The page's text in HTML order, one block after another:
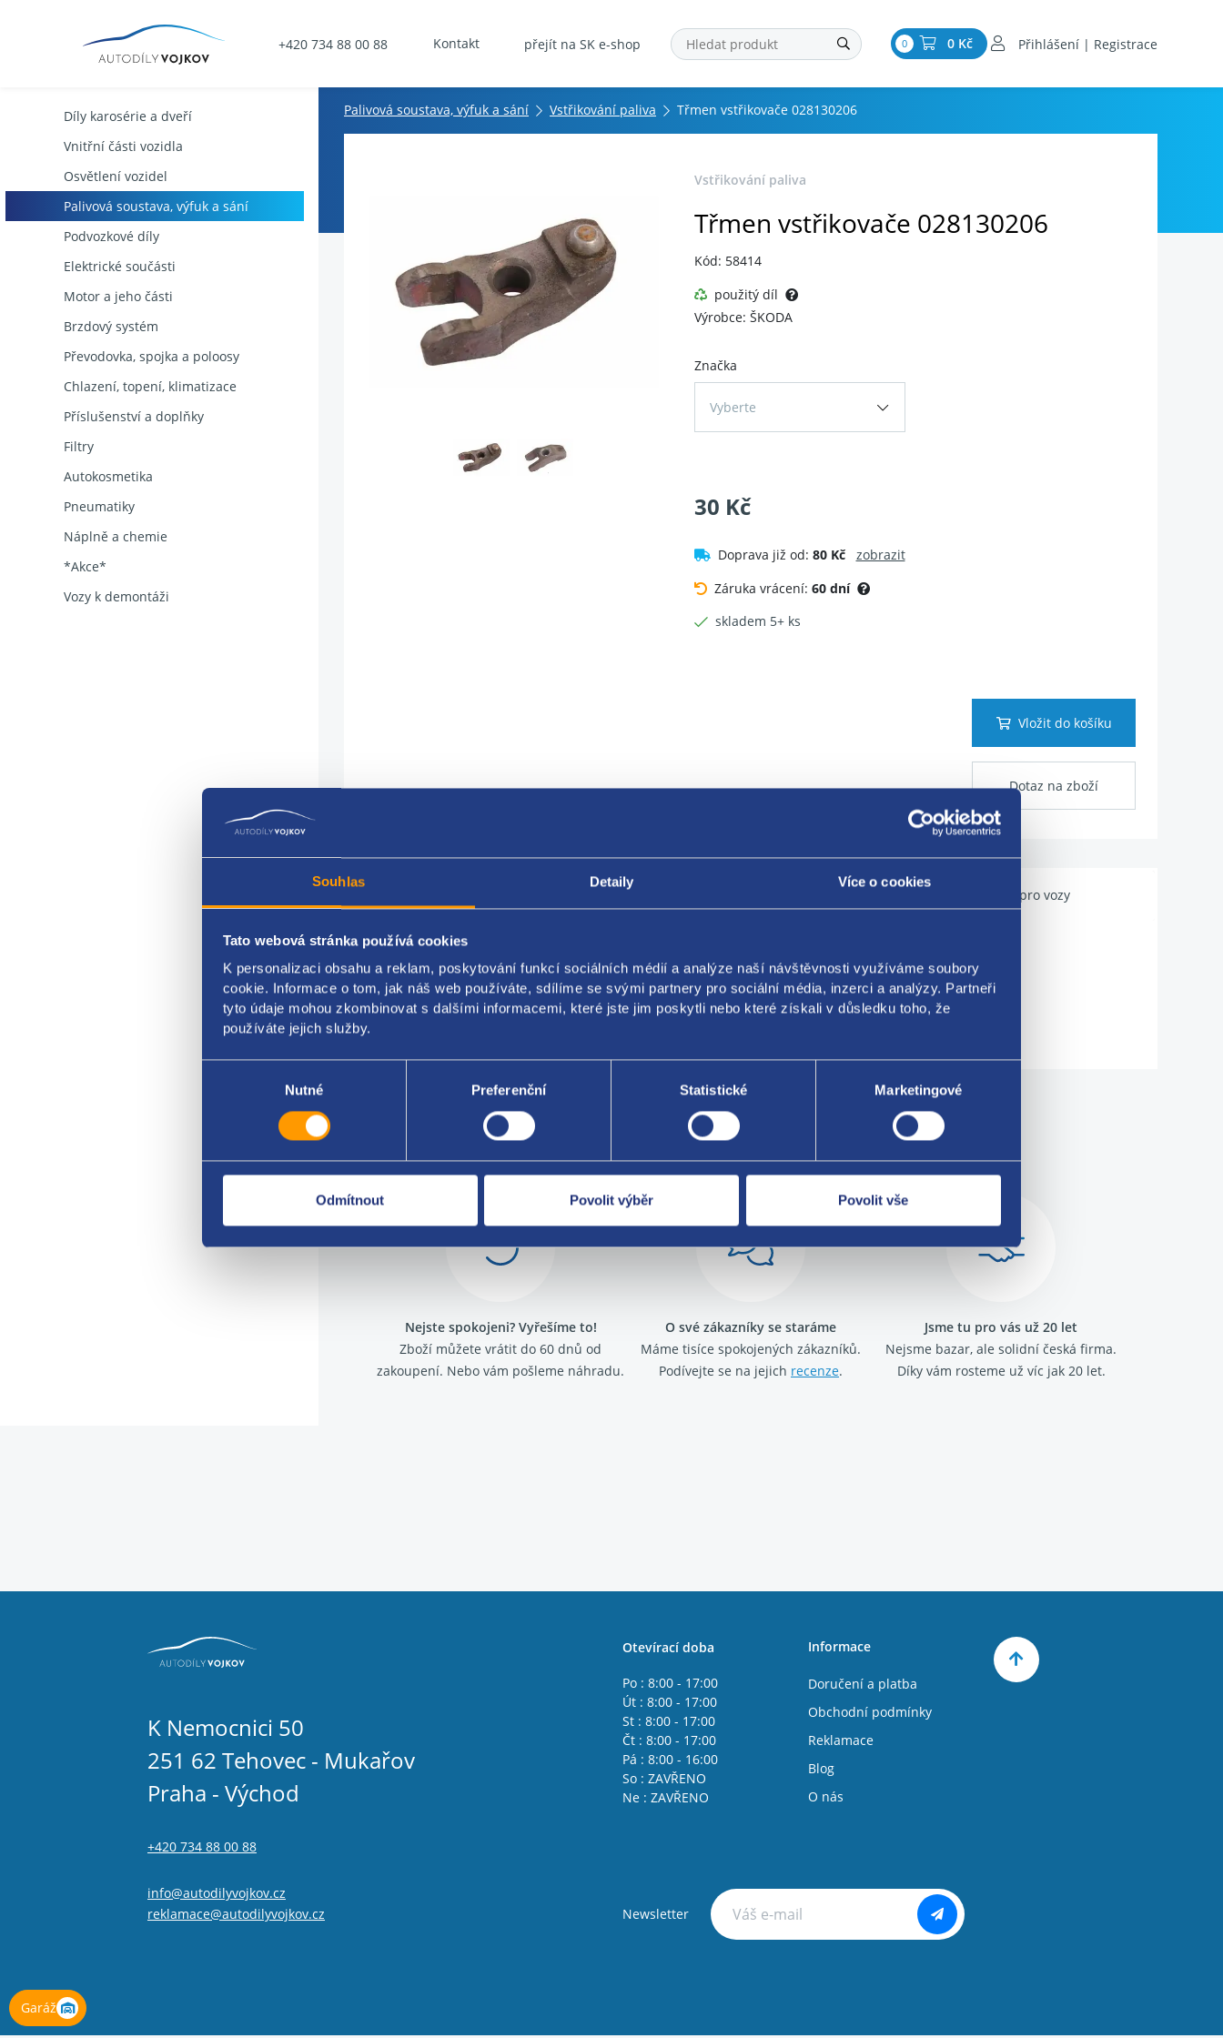
Souhlas Detaily Více o cookies
Tato webová stránka používá cookies
K personalizaci obsahu a reklam, poskytování funkcí sociálních médií a analýze naší návštěvnosti využíváme soubory
cookie. Informace o tom, jak náš web používáte, sdílíme se svými partnery pro sociální média, inzerci a analýzy. Partneři
tyto údaje mohou zkombinovat s dalšími informacemi, které jste jim poskytli nebo které získali v důsledku toho, že
používáte jejich služby.
Nutné Preferenční Statistické Marketingové
Odmítnout Povolit výběr Povolit vše
+420 734 88 00 88 Kontakt přejít na SK e-shop 0 0 Kč Přihlášení | Registrace
Díly karosérie a dveří
Vnitřní části vozidla
Osvětlení vozidel
Palivová soustava, výfuk a sání
Podvozkové díly
Elektrické součásti
Motor a jeho části
Brzdový systém
Převodovka, spojka a poloosy
Chlazení, topení, klimatizace
Příslušenství a doplňky
Filtry
Autokosmetika
Pneumatiky
Náplně a chemie
*Akce*
Vozy k demontáži
Palivová soustava, výfuk a sání Vstřikování paliva Třmen vstřikovače 028130206
Vstřikování paliva
Třmen vstřikovače 028130206
Kód: 58414
použitý díl
Výrobce: ŠKODA
Značka
Vyberte
30 Kč
Doprava již od: 80 Kč
zobrazit
Záruka vrácení: 60 dní
skladem 5+ ks
Vložit do košíku
Dotaz na zboží
Použitelné pro vozy
Třmen vstřikovače
škoda original: 028130206
Za kvalitu ručíme!
Nejste spokojeni? Vyřešíme to!
Zboží můžete vrátit do 60 dnů od
zakoupení. Nebo vám pošleme náhradu.
O své zákazníky se staráme
Máme tisíce spokojených zákazníků.
Podívejte se na jejich recenze.
Jsme tu pro vás už 20 let
Nejsme bazar, ale solidní česká firma.
Díky vám rosteme už víc jak 20 let.
Garáž
K Nemocnici 50
251 62 Tehovec - Mukařov
Praha - Východ
+420 734 88 00 88
info@autodilyvojkov.cz
reklamace@autodilyvojkov.cz
Otevírací doba
Po : 8:00 - 17:00
Út : 8:00 - 17:00
St : 8:00 - 17:00
Čt : 8:00 - 17:00
Pá : 8:00 - 16:00
So : ZAVŘENO
Ne : ZAVŘENO
Informace
Doručení a platba
Obchodní podmínky
Reklamace
Blog
O nás
Newsletter